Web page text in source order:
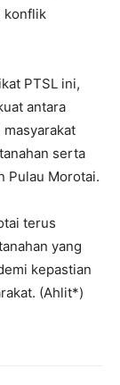
konflik
PTSL ini,
antara
serta
Pulau Morotai.
terus
yang
kepastian
(Ahlit*)